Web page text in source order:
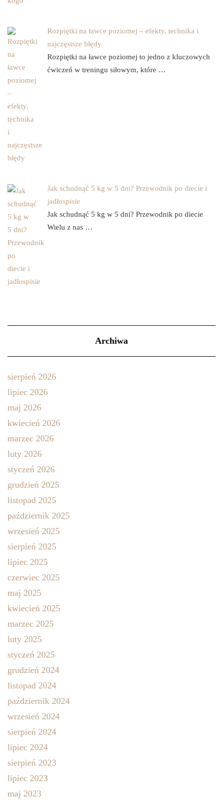
Rozpiętki na ławce poziomej – efekty, technika i
najczęstsze błędy
Rozpiętki na ławce poziomej to jedno z kluczowych
ćwiczeń w treningu siłowym, które …
Jak schudnąć 5 kg w 5 dni? Przewodnik po diecie i
jadłospisie
Jak schudnąć 5 kg w 5 dni? Przewodnik po diecie
Wielu z nas …
Archiwa
sierpień 2026
lipiec 2026
maj 2026
kwiecień 2026
marzec 2026
luty 2026
styczeń 2026
grudzień 2025
listopad 2025
październik 2025
wrzesień 2025
sierpień 2025
lipiec 2025
czerwiec 2025
maj 2025
kwiecień 2025
marzec 2025
luty 2025
styczeń 2025
grudzień 2024
listopad 2024
październik 2024
wrzesień 2024
sierpień 2024
lipiec 2024
sierpień 2023
lipiec 2023
maj 2023